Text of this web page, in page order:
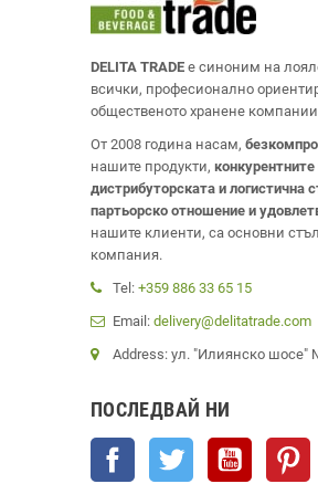
DELITA TRADE е синоним на
всички, професионално
общественото хранене
От 2008 година насам,
нашите продукти,
дистрибуторската и логистична
партьорско отношение и
нашите клиенти, са основни
компания.
Tel: +359 886 33 65 15
Email: delivery@delitatrade.com
Address: ул. "Илиянско шосе"
ПОСЛЕДВАЙ НИ
Facebook Twitter YouTube